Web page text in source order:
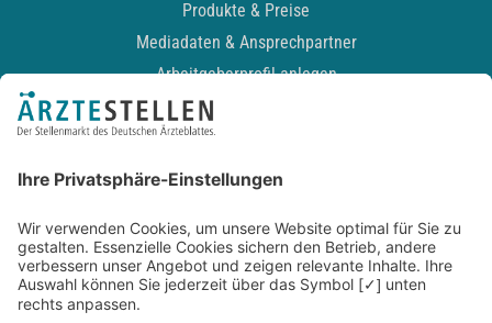
Produkte & Preise
Mediadaten & Ansprechpartner
Arbeitgeberprofil anlegen
Recruiting-Podcast
Kontakt
Datenschutz
Newsletter